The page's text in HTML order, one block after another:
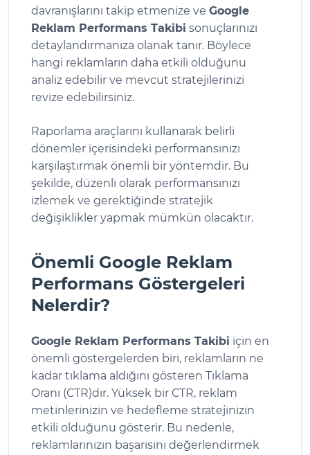
davranışlarını takip etmenize ve Google
Reklam Performans Takibi sonuçlarınızı
detaylandırmanıza olanak tanır. Böylece
hangi reklamların daha etkili olduğunu
analiz edebilir ve mevcut stratejilerinizi
revize edebilirsiniz.
Raporlama araçlarını kullanarak belirli
dönemler içerisindeki performansınızı
karşılaştırmak önemli bir yöntemdir. Bu
şekilde, düzenli olarak performansınızı
izlemek ve gerektiğinde stratejik
değişiklikler yapmak mümkün olacaktır.
Önemli Google Reklam
Performans Göstergeleri
Nelerdir?
Google Reklam Performans Takibi için en
önemli göstergelerden biri, reklamların ne
kadar tıklama aldığını gösteren Tıklama
Oranı (CTR)dır. Yüksek bir CTR, reklam
metinlerinizin ve hedefleme stratejinizin
etkili olduğunu gösterir. Bu nedenle,
reklamlarınızın başarısını değerlendirmek